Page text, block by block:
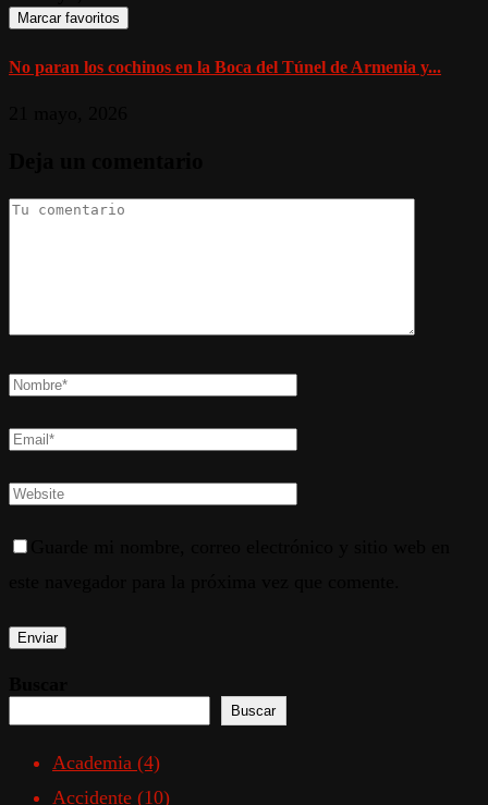
Marcar favoritos
No paran los cochinos en la Boca del Túnel de Armenia y...
Buscar
Academia (4)
Accidente (10)